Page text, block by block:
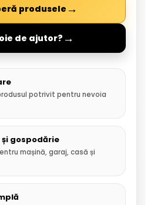
produsele →
de ajutor? →
potrivit pentru nevoia
gospodărie
mașină, garaj, casă și